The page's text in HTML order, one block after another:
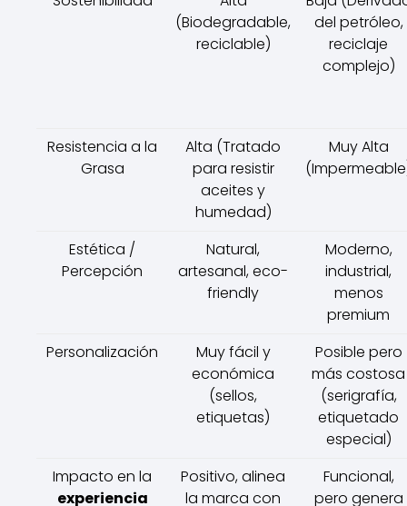
(Biodegradable,
reciclable)
del petróleo,
reciclaje
complejo)
Resistencia a la
Grasa
Alta (Tratado
para resistir
aceites y
humedad)
Muy Alta
Estética /
Percepción
Natural,
artesanal, eco-
friendly
Moderno,
industrial,
menos
premium
Personalización
Muy fácil y
económica
(sellos,
etiquetas)
Posible pero
más costosa
(serigrafía,
etiquetado
especial)
Impacto en la
experiencia
Positivo, alinea
la marca con
Funcional,
pero genera